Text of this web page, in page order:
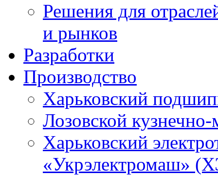
Решения для
и рынков
Разработки
Производство
Харьковский
Лозовской
Харьковский
«Укрэлектромаш»